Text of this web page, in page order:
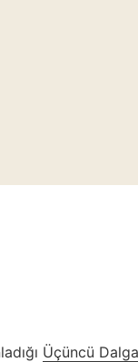
Üçüncü Dalga